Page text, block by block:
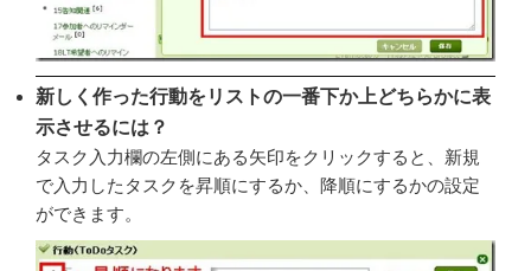
新しく作った行動をリストの一番下か上どちらかに表
示させるには？
タスク入力欄の左側にある矢印をクリックすると、新規
で入力したタスクを昇順にするか、降順にするかの設定
ができます。